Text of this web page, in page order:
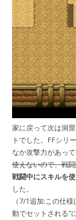
家に戻って次は洞
トでした。FFシリ
なか攻撃力があっ
使えないので、戦
戦闘中にスキルを
した。
（7/1追加:この仕
動でセットされる”